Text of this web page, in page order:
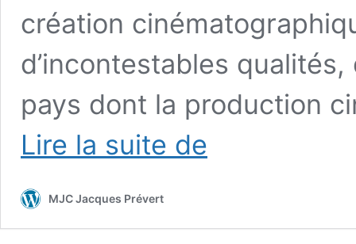
création
d’incontestables
pays dont la production
Lire la suite de
MJC Jacques Prévert